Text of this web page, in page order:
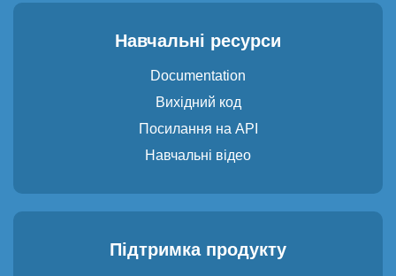
Навчальні ресурси
Documentation
Вихідний код
Посилання на API
Навчальні відео
Підтримка продукту